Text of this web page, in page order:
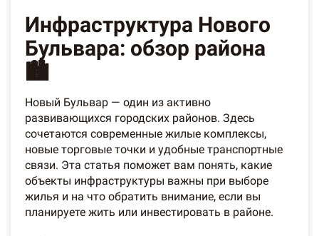
Инфраструктура Нового
Бульвара: обзор района
🏙️
Новый Бульвар — один из активно
развивающихся городских районов. Здесь
сочетаются современные жилые комплексы,
новые торговые точки и удобные транспортные
связи. Эта статья поможет вам понять, какие
объекты инфраструктуры важны при выборе
жилья и на что обратить внимание, если вы
планируете жить или инвестировать в районе.